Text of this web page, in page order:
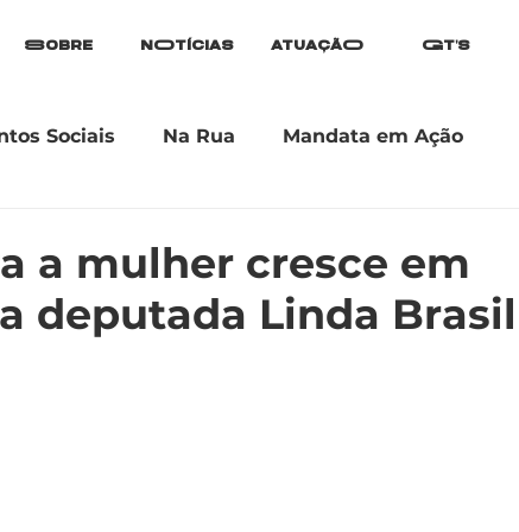
Sobre nOtícias atuaçãO Gt's
Sociais Na Rua Mandata em Ação
a mulher cresce em
deputada Linda Brasil